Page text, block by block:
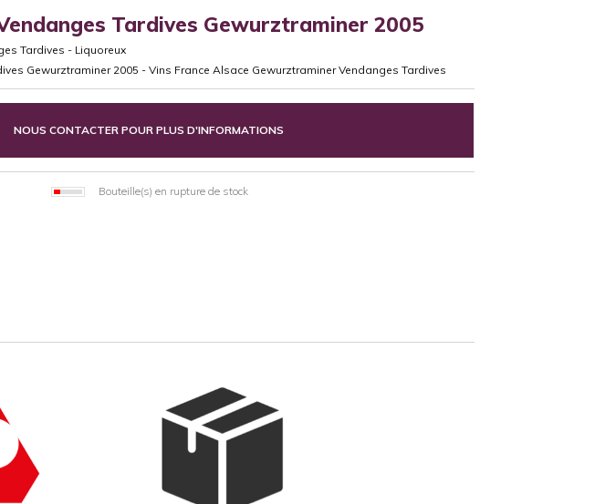
Tardives Gewurztraminer 2005
Tardives - Liquoreux
Gewurztraminer 2005 - Vins France Alsace Gewurztraminer Vendanges Tardives
NOUS CONTACTER POUR PLUS D'INFORMATIONS
Bouteille(s) en rupture de stock